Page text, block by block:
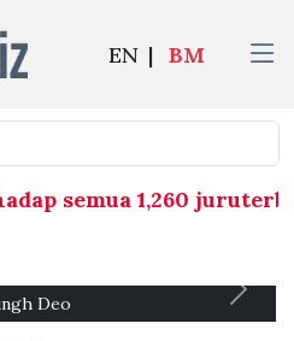
EN | BM
semua 1,260
Deo